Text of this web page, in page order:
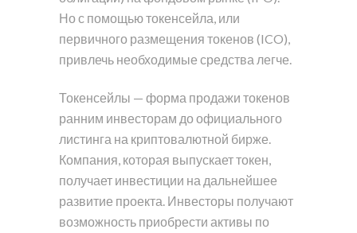
Но с помощью токенсейла, или
первичного размещения токенов (ICO),
привлечь необходимые средства легче.
Токенсейлы — форма продажи токенов
ранним инвесторам до официального
листинга на криптовалютной бирже.
Компания, которая выпускает токен,
получает инвестиции на дальнейшее
развитие проекта. Инвесторы получают
возможность приобрести активы по